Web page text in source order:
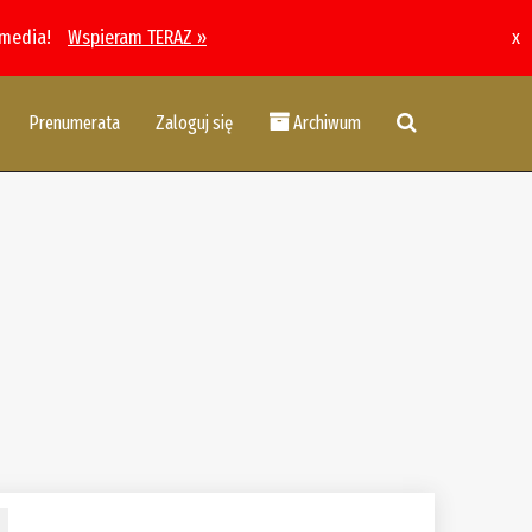
Wspieram TERAZ » x
Prenumerata Zaloguj się Archiwum